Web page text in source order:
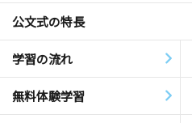
公文式の特長
学習の流れ
無料体験学習